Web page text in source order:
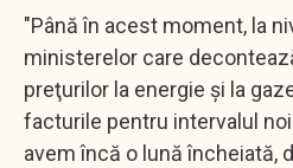
"Până în acest moment, la
ministerelor care
preţurilor la energie şi la
facturile pentru intervalul
avem încă o lună încheiată,